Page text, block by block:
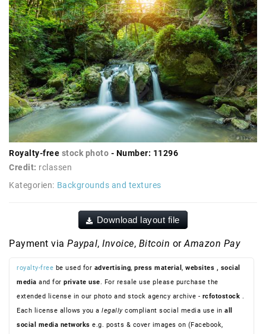
Royalty-free stock photo - Number: 11296
Credit: rclassen
Kategorien: Backgrounds and textures
Download layout file
Payment via Paypal, Invoice, Bitcoin or Amazon Pay
royalty-free be used for advertising, press material , websites , social
media and for private use. For resale use please purchase the
extended license in our photo and stock agency archive - rcfotostock .
Each license allows you a legallycompliant social media use in all
social media networks e.g. posts & cover images on (Facebook,